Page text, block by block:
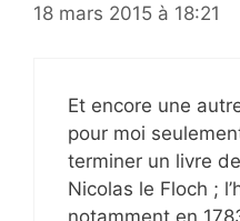
18 mars 2015 à 18:21
Et encore une
pour moi
terminer un livre
Nicolas le Floch ;